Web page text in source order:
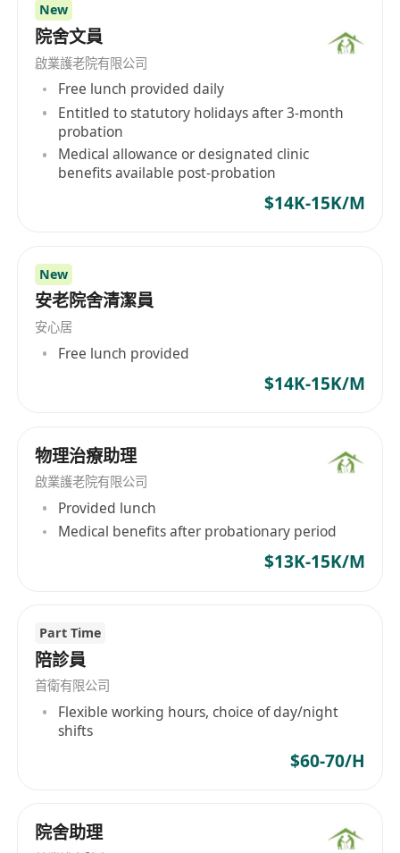
最少3年社會服務經驗；
具健康照顧、長者護理及項目管理優先考慮；
本機構將按需要，要求準僱員/自僱人士進行性
罪行定罪查核。
待遇：
15日年假、有薪事假、醫療福利
薪酬：$23,770-$29,480 (視乎學歷及經驗而定)
每週工作5天 (共45小時/10節)。
New
院舍文員
啟業護老院有限公司
Free lunch provided daily
Entitled to statutory holidays after 3-month
probation
Medical allowance or designated clinic
benefits available post-probation
$14K-15K/M
New
安老院舍清潔員
安心居
Free lunch provided
$14K-15K/M
物理治療助理
啟業護老院有限公司
Provided lunch
Medical benefits after probationary period
$13K-15K/M
Part Time
陪診員
首衛有限公司
Flexible working hours, choice of day/night
shifts
$60-70/H
院舍助理